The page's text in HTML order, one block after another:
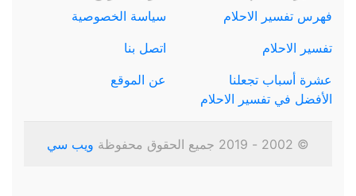
فهرس تفسير الاحلام
تفسير الاحلام
عشرة أسباب تجعلنا
الأفضل في تفسير الاحلام
سياسة الخصوصية
اتصل بنا
عن الموقع
© 2002 - 2019 جميع الحقوق محفوظة ويب سي